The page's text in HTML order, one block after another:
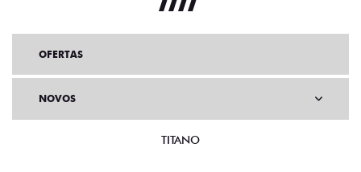
OFERTAS
NOVOS
TITANO